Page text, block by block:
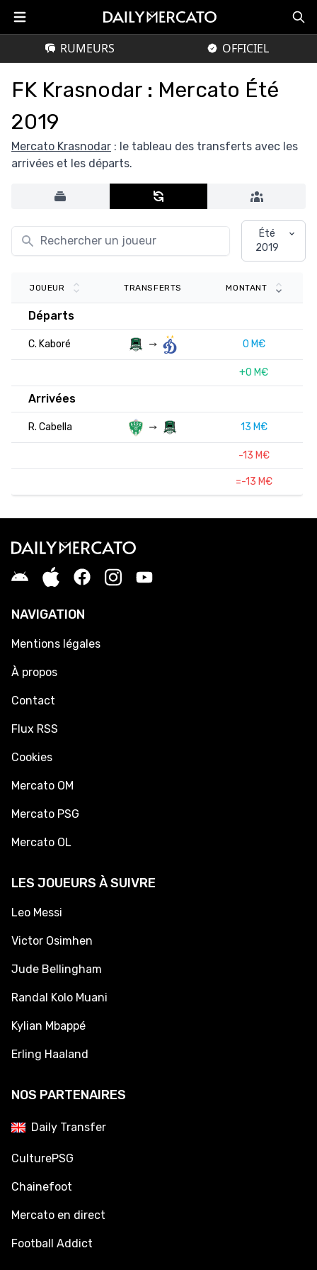
RUMEURS OFFICIEL
FK Krasnodar : Mercato Été
2019
Mercato Krasnodar : le tableau des transferts avec les
arrivées et les départs.
Été
2019
JOUEUR TRANSFERTS MONTANT
Départs
C. Kaboré 0 M€
+0 M€
Arrivées
R. Cabella 13 M€
-13 M€
=-13 M€
NAVIGATION
Mentions légales
À propos
Contact
Flux RSS
Cookies
Mercato OM
Mercato PSG
Mercato OL
LES JOUEURS À SUIVRE
Leo Messi
Victor Osimhen
Jude Bellingham
Randal Kolo Muani
Kylian Mbappé
Erling Haaland
NOS PARTENAIRES
Daily Transfer
CulturePSG
Chainefoot
Mercato en direct
Football Addict